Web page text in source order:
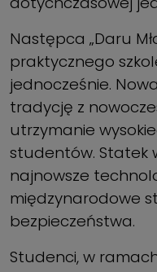
Następca „Daru
praktycznego
jednocześnie.
tradycję z
utrzymanie
studentów. Statek
najnowsze
międzynarodowe
bezpieczeństwa.
Studenci, w